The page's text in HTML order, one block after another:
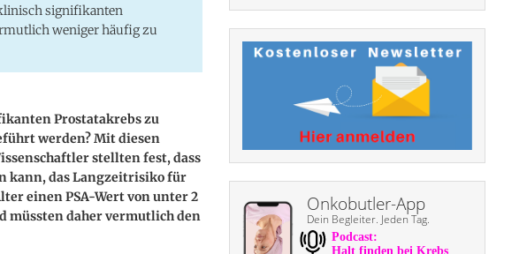
signifikanten
weniger häufig zu
Prostatakrebs zu
werden? Mit diesen
stellten fest, dass
kann, das Langzeitrisiko für
einen PSA-Wert von unter 2
müssten daher vermutlich den
Onkobutler-App
Dein Begleiter. Jeden Tag.